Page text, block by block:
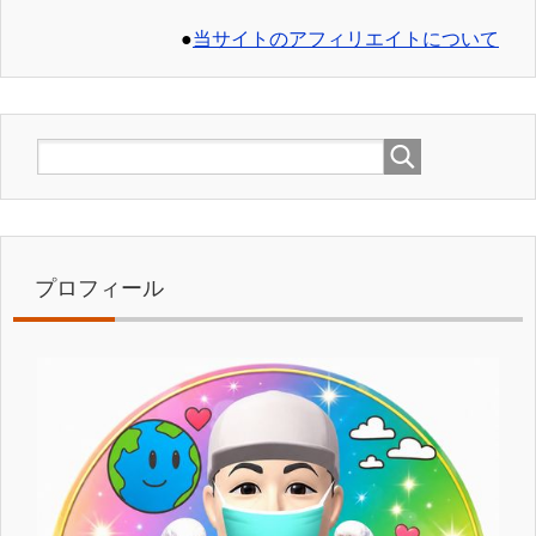
●当サイトのアフィリエイトについて
プロフィール